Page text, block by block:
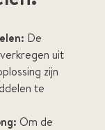
De
uit
zijn
te
Om de